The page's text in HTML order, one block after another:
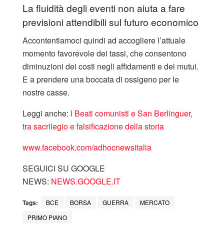
La fluidità degli eventi non aiuta a fare
previsioni attendibili sul futuro economico
Accontentiamoci quindi ad accogliere l’attuale
momento favorevole dei tassi, che consentono
diminuzioni dei costi negli affidamenti e dei mutui.
E a prendere una boccata di ossigeno per le
nostre casse.
Leggi anche: I Beati comunisti e San Berlinguer,
tra sacrilegio e falsificazione della storia
www.facebook.com/adhocnewsitalia
SEGUICI SU GOOGLE
NEWS: NEWS.GOOGLE.IT
Tags: BCE BORSA GUERRA
MERCATO
PRIMO PIANO